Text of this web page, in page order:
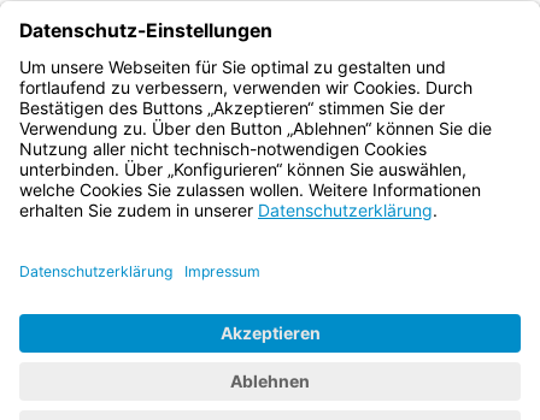
Niedersachsen
1.1.2026: G v. 10.9.2025 (Nds. GVBl. Nr. 66), Bek. v.
19.3.2026 (Nds. GVBl. Nr. 24).
Bayern.de
BayernPortal
Impressum